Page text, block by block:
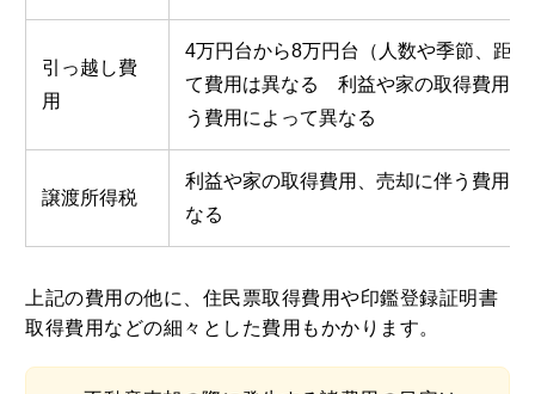
引っ越し費
用
4万円台から8万円台（人数や季節、距
て費用は異なる 利益や家の取得費用、
う費用によって異なる
譲渡所得税
利益や家の取得費用、売却に伴う費用に
なる
上記の費用の他に、住民票取得費用や印鑑登録証明書
取得費用などの細々とした費用もかかります。